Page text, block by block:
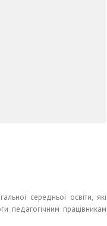
середньої освіти, які
педагогічним працівникам